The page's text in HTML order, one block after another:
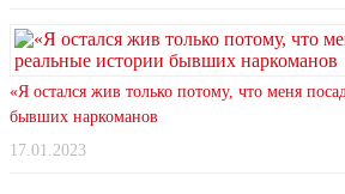
«Я остался жив только потому, что меня
бывших наркоманов
17.01.2023